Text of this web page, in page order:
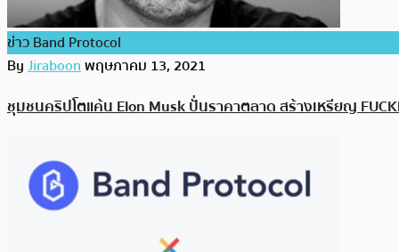
ข่าว Band Protocol
ByJiraboonพฤษภาคม 13, 2021
ชุมชนคริปโตแค้น Elon Musk ปั่นราคาตลาด สร้างเหรียญ